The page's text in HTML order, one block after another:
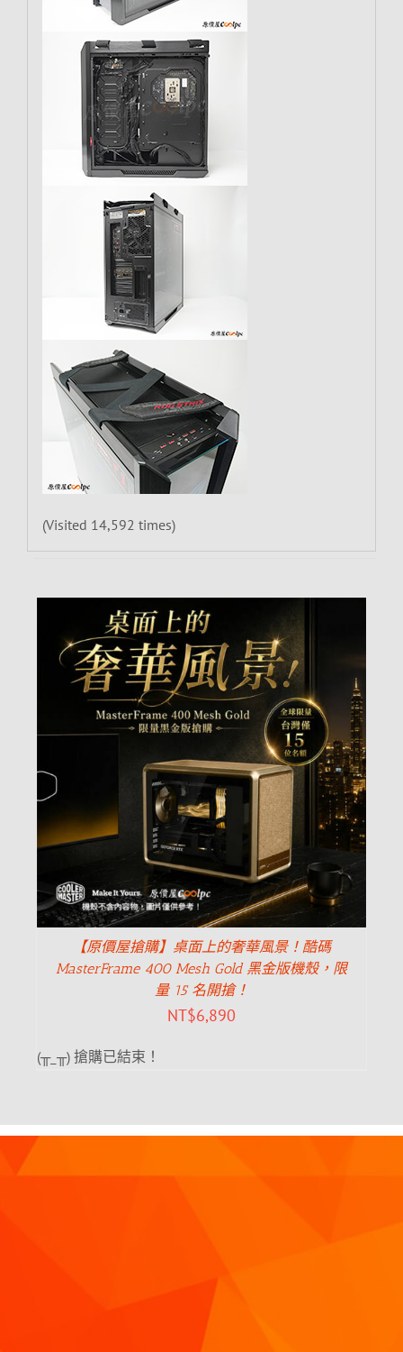
(Visited 14,592 times)
【原價屋搶購】桌面上的奢華風景！酷碼
MasterFrame 400 Mesh Gold 黑金版機殼，限
量 15 名開搶！
NT$6,890
(╥_╥) 搶購已結束！